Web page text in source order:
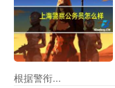
根据警衔...